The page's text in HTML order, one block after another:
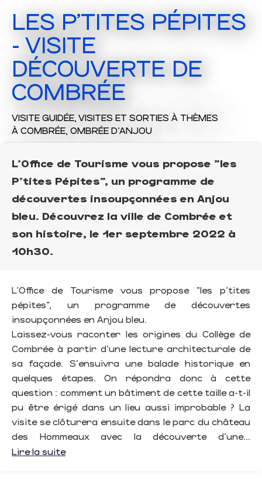
LES P'TITES PÉPITES
- VISITE
DÉCOUVERTE DE
COMBRÉE
VISITE GUIDÉE, VISITES ET SORTIES À THÈMES
À COMBRÉE, OMBRÉE D'ANJOU
L'Office de Tourisme vous propose "les
P’tites Pépites", un programme de
découvertes insoupçonnées en Anjou
bleu. Découvrez la ville de Combrée et
son histoire, le 1er septembre 2022 à
10h30.
L'Office de Tourisme vous propose "les p’tites
pépites", un programme de découvertes
insoupçonnées en Anjou bleu.
Laissez-vous raconter les origines du Collège de
Combrée à partir d'une lecture architecturale de
sa façade. S'ensuivra une balade historique en
quelques étapes. On répondra donc à cette
question : comment un bâtiment de cette taille a-t-il
pu être érigé dans un lieu aussi improbable ? La
visite se clôturera ensuite dans le parc du château
des Hommeaux avec la découverte d'une...
Lire la suite